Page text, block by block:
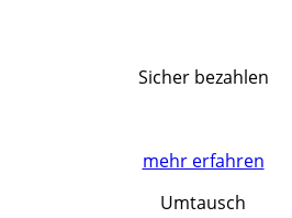
Sicher bezahlen
mehr erfahren
Umtausch